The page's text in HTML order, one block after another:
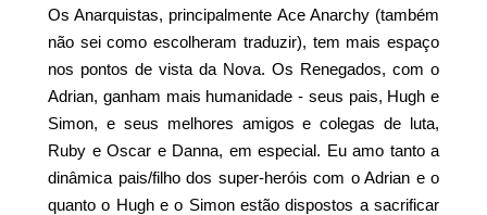
Os Anarquistas, principalmente Ace Anarchy (também
não sei como escolheram traduzir), tem mais espaço
nos pontos de vista da Nova. Os Renegados, com o
Adrian, ganham mais humanidade - seus pais, Hugh e
Simon, e seus melhores amigos e colegas de luta,
Ruby e Oscar e Danna, em especial. Eu amo tanto a
dinâmica pais/filho dos super-heróis com o Adrian e o
quanto o Hugh e o Simon estão dispostos a sacrificar